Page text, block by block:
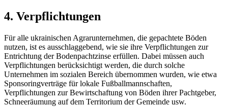
4. Verpflichtungen
Für alle ukrainischen Agrarunternehmen, die gepachtete Böden
nutzen, ist es ausschlaggebend, wie sie ihre Verpflichtungen zur
Entrichtung der Bodenpachtzinse erfüllen. Dabei müssen auch
Verpflichtungen berücksichtigt werden, die durch solche
Unternehmen im sozialen Bereich übernommen wurden, wie etwa
Sponsoringverträge für lokale Fußballmannschaften,
Verpflichtungen zur Bewirtschaftung von Böden ihrer Pachtgeber,
Schneeräumung auf dem Territorium der Gemeinde usw.